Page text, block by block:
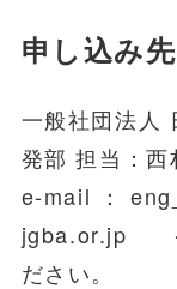
申し込み
一般社団法人
発部 担当：西
e-mail ：
jgba.or.jp ※
ださい。